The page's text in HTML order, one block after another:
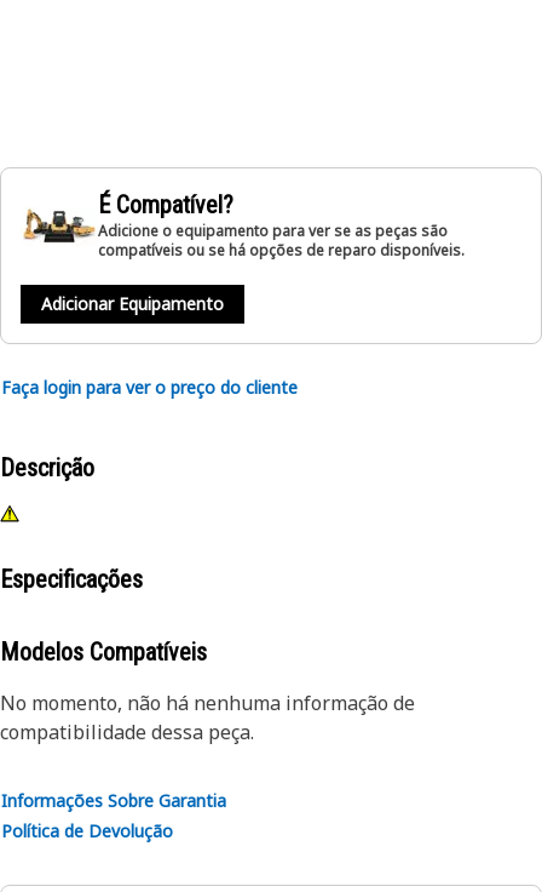
É Compatível?
Adicione o equipamento para ver se as peças são
compatíveis ou se há opções de reparo disponíveis.
Adicionar Equipamento
Faça login para ver o preço do cliente
Descrição
Especificações
Modelos Compatíveis
No momento, não há nenhuma informação de
compatibilidade dessa peça.
Informações Sobre Garantia
Política de Devolução